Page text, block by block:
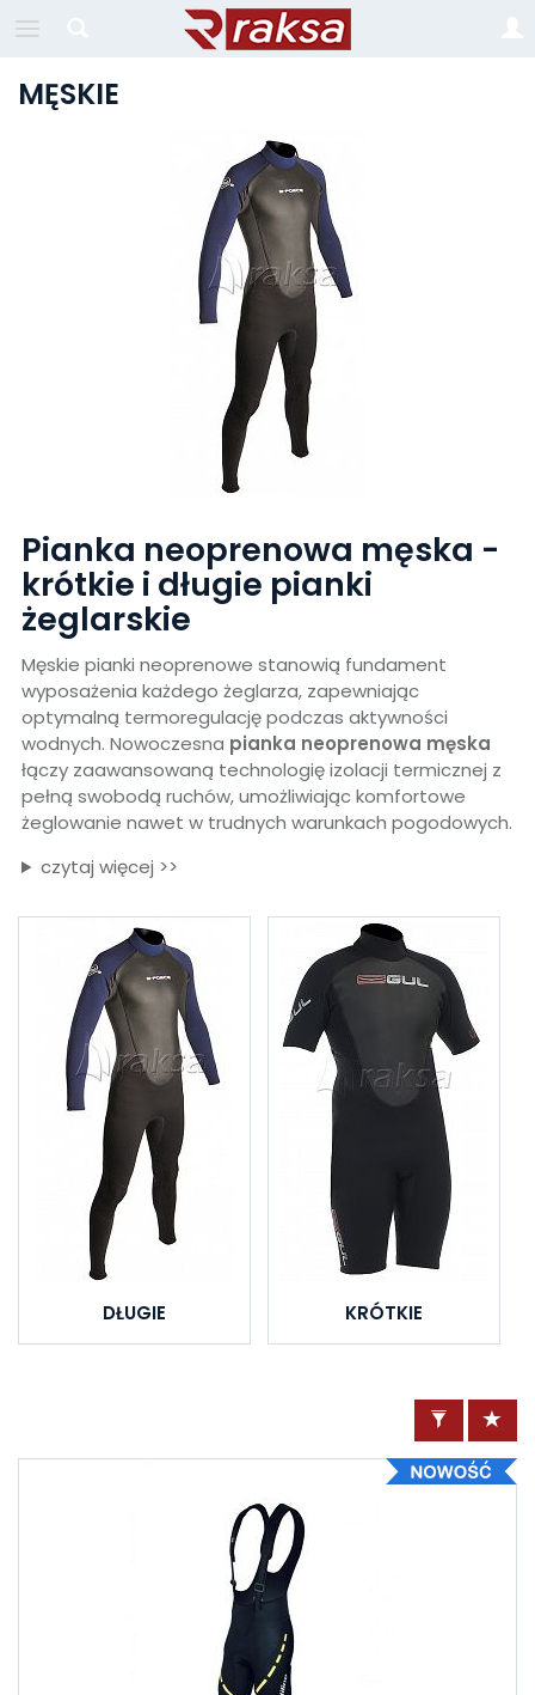
MĘSKIE
Pianka neoprenowa męska -
krótkie i długie pianki
żeglarskie
Męskie pianki neoprenowe stanowią fundament
wyposażenia każdego żeglarza, zapewniając
optymalną termoregulację podczas aktywności
wodnych. Nowoczesna pianka neoprenowa męska
łączy zaawansowaną technologię izolacji termicznej z
pełną swobodą ruchów, umożliwiając komfortowe
żeglowanie nawet w trudnych warunkach pogodowych.
czytaj więcej >>
DŁUGIE KRÓTKIE